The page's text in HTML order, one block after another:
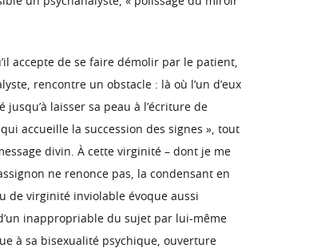
accepte de se faire démolir par le patient,
rencontre un obstacle : là où l’un d’eux
laisser sa peau à l’écriture de
accueille la succession des signes », tout
divin. À cette virginité – dont je me
ne renonce pas, la condensant en
de virginité inviolable évoque aussi
inappropriable du sujet par lui-même
à sa bisexualité psychique, ouverture